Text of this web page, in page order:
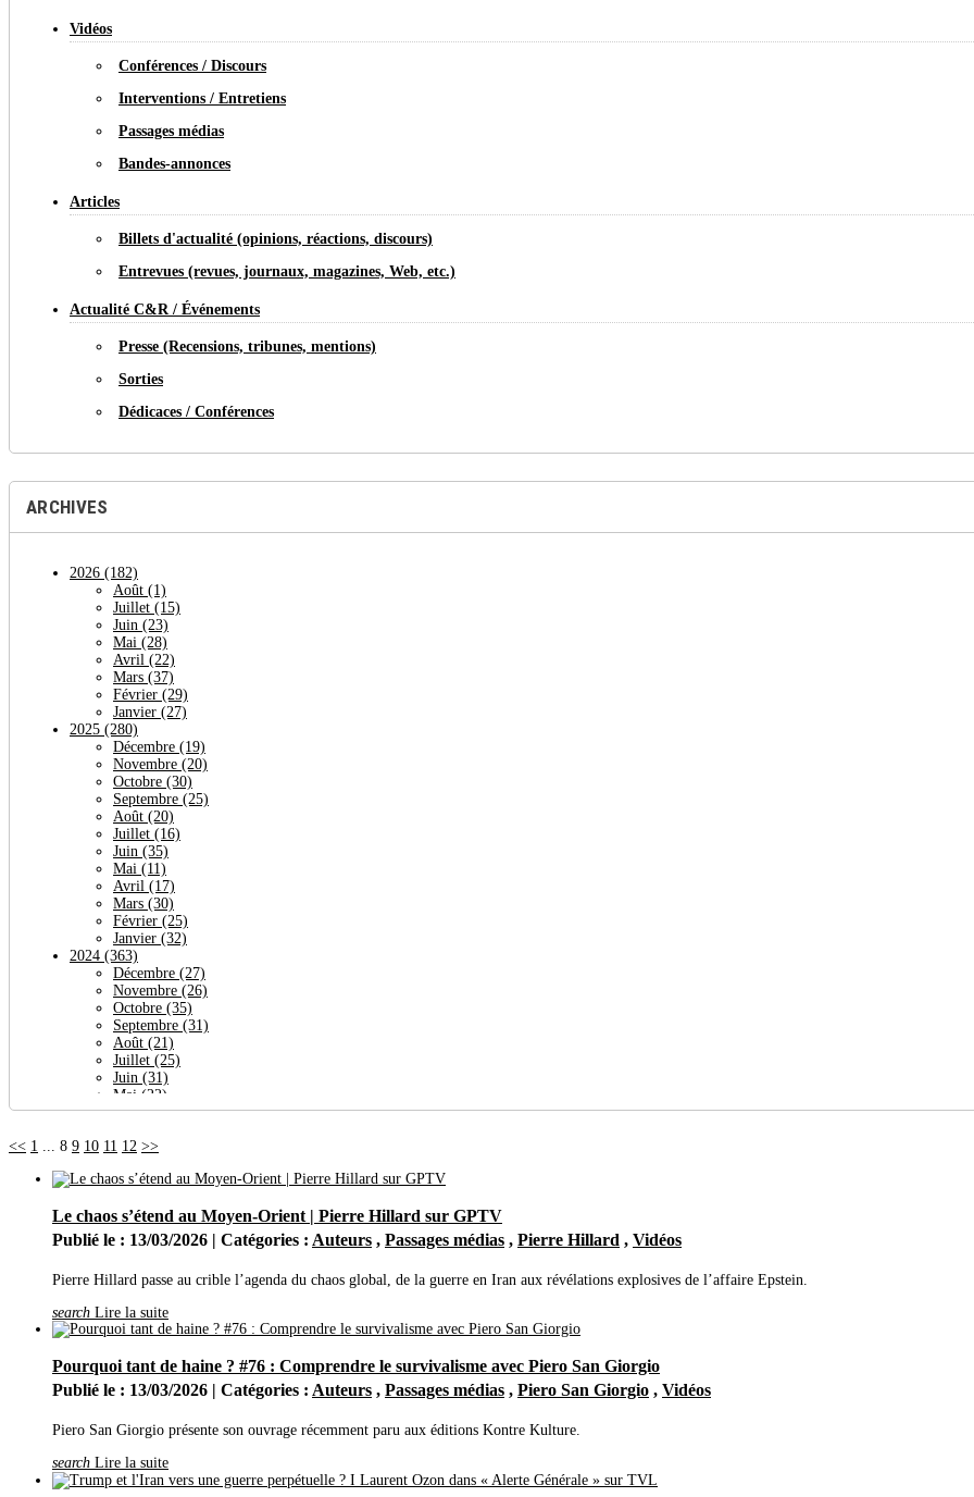
Vidéos
Conférences / Discours
Interventions / Entretiens
Passages médias
Bandes-annonces
Articles
Billets d'actualité (opinions, réactions, discours)
Entrevues (revues, journaux, magazines, Web, etc.)
Actualité C&R / Événements
Presse (Recensions, tribunes, mentions)
Sorties
Dédicaces / Conférences
ARCHIVES
2026 (182)
Août (1)
Juillet (15)
Juin (23)
Mai (28)
Avril (22)
Mars (37)
Février (29)
Janvier (27)
2025 (280)
Décembre (19)
Novembre (20)
Octobre (30)
Septembre (25)
Août (20)
Juillet (16)
Juin (35)
Mai (11)
Avril (17)
Mars (30)
Février (25)
Janvier (32)
2024 (363)
Décembre (27)
Novembre (26)
Octobre (35)
Septembre (31)
Août (21)
Juillet (25)
Juin (31)
Mai (22)
Avril(64)
Février
2023(377)
Novembre(38)
Octobre(32)
Juillet(26)
Juin
(23)
Mai(29)
Avril(21)
Mars
(56)
Février(36)
Janvier(41)
Décembre(32)
Novembre
Octobre(31)
Septembre(47)
<< 1 ... 8 9 10 11 12 >>
Le chaos s’étend au Moyen-Orient | Pierre Hillard sur GPTV
Publié le : 13/03/2026 | Catégories : Auteurs , Passages médias , Pierre Hillard , Vidéos
Pierre Hillard passe au crible l’agenda du chaos global, de la guerre en Iran aux révélations explosives de l’affaire Epstein.
search Lire la suite
Pourquoi tant de haine ? #76 : Comprendre le survivalisme avec Piero San Giorgio
Publié le : 13/03/2026 | Catégories : Auteurs , Passages médias , Piero San Giorgio , Vidéos
Piero San Giorgio présente son ouvrage récemment paru aux éditions Kontre Kulture.
search Lire la suite